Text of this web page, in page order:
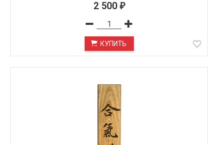
2 500 ₽
КУПИТЬ